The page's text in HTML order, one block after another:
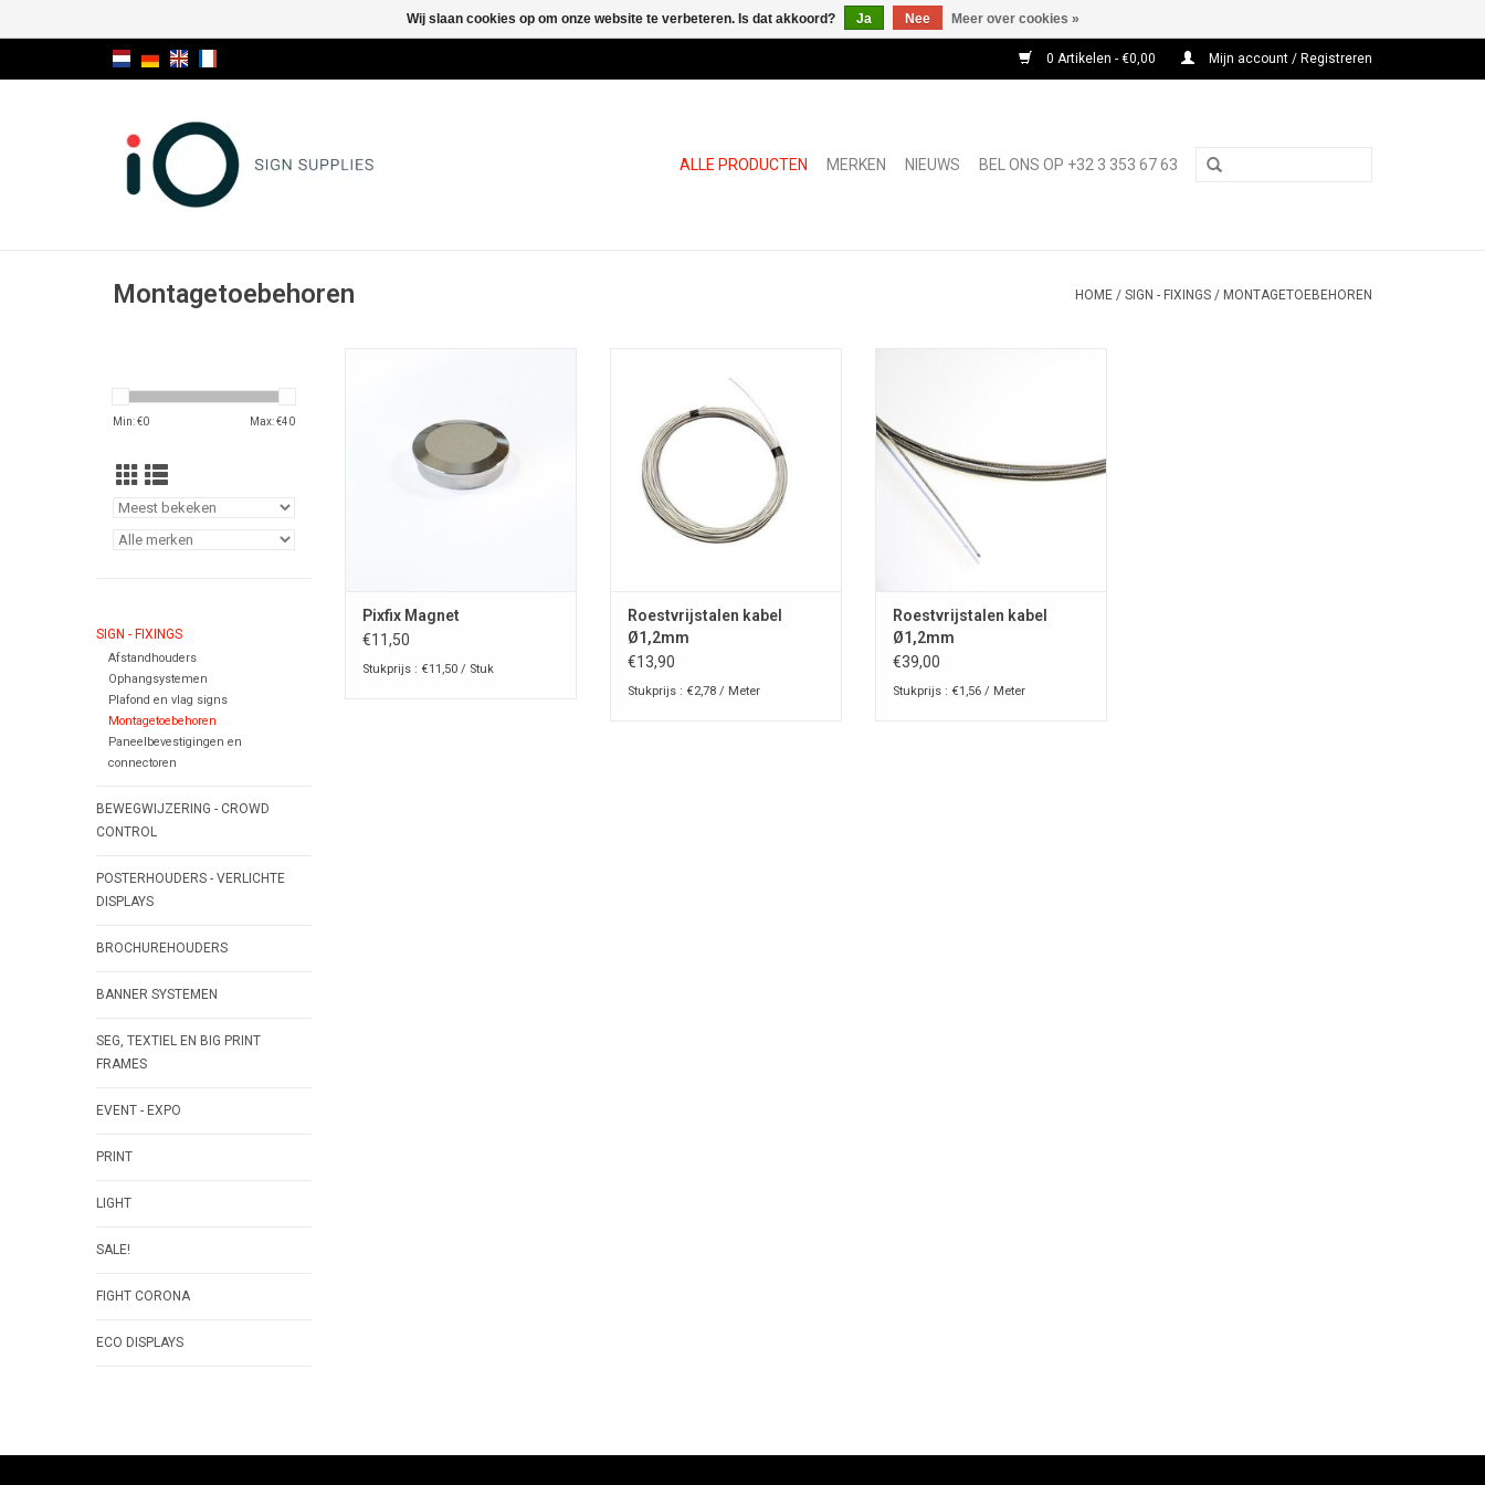
0 Artikelen - €0,00 Mijn account / Registreren
ALLE PRODUCTEN MERKEN NIEUWS BEL ONS OP +32 3 353 67 63
Montagetoebehoren HOME / SIGN - FIXINGS / MONTAGETOEBEHOREN
Min: €0 Max: €40
SIGN - FIXINGS
Afstandhouders
Ophangsystemen
Plafond en vlag signs
Montagetoebehoren
Paneelbevestigingen en
connectoren
BEWEGWIJZERING - CROWD
CONTROL
POSTERHOUDERS - VERLICHTE
DISPLAYS
BROCHUREHOUDERS
BANNER SYSTEMEN
SEG, TEXTIEL EN BIG PRINT
FRAMES
EVENT - EXPO
PRINT
LIGHT
SALE!
FIGHT CORONA
ECO DISPLAYS
Pixfix Magnet
€11,50
Stukprijs : €11,50 / Stuk
Staalkabel Roestvrij PVC gecoat
Ø1,2 mm voor ophangsystemen
met fisso-, fly- of digi-producten.
TOEVOEGEN AAN WINKELWAGEN
Roestvrijstalen kabel
Ø1,2mm
€13,90
Stukprijs : €2,78 / Meter
TOEVOEGEN AAN WINKELWAGEN
Roestvrijstalen kabel
Ø1,2mm
€39,00
Stukprijs : €1,56 / Meter
Wij slaan cookies op om onze website te verbeteren. Is dat akkoord? Ja Nee Meer over cookies »